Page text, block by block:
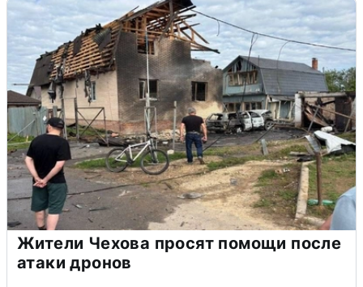
Жители Чехова просят помощи после
атаки дронов